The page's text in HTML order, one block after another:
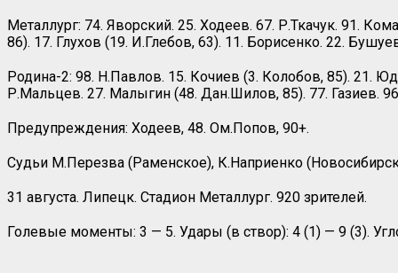
Металлург: 74. Яворский. 25. Ходеев. 67. Р.Ткачук. 91.
86). 17. Глухов (19. И.Глебов, 63). 11. Борисенко. 22.
Родина-2: 98. Н.Павлов. 15. Кочиев (3. Колобов, 85). 21.
Р.Мальцев. 27. Малыгин (48. Дан.Шилов, 85). 77. Газиев.
Предупреждения: Ходеев, 48. Ом.Попов, 90+.
Судьи М.Перезва (Раменское), К.Наприенко
31 августа. Липецк. Стадион Металлург. 920 зрителей.
Голевые моменты: 3 — 5. Удары (в створ): 4 (1) — 9 (3).